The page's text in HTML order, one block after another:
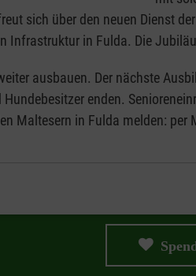
sich über den neuen Dienst
Infrastruktur in Fulda. Die
ausbauen. Der nächste
enden.
Maltesern in Fulda melden: per